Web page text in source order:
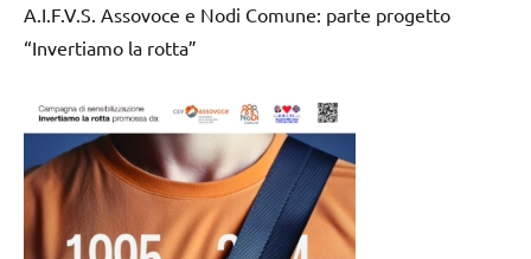
A.I.F.V.S. Assovoce e Nodi Comune: parte progetto
“Invertiamo la rotta”